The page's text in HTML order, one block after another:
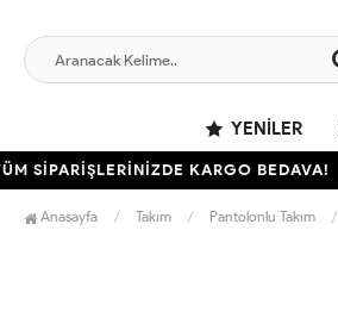
YENILER
SİPARİŞLERİNİZDE KARGO BEDAVA!
Anasayfa Takım Pantolonlu Takım